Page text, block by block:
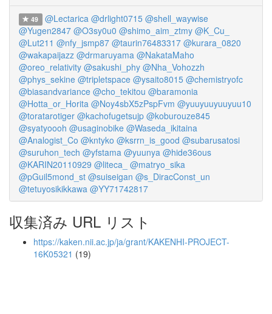
49 @Lectarica @drlight0715 @shell_waywise
@Yugen2847 @O3sy0u0 @shimo_aim_ztmy @K_Cu_
@Lut211 @nfy_jsmp87 @taurin76483317 @kurara_0820
@wakapaijazz @drmaruyama @NakataMaho
@oreo_relativity @sakushi_phy @Nha_Vohozzh
@phys_sekine @tripletspace @ysaito8015 @chemistryofc
@biasandvariance @cho_tekitou @baramonia
@Hotta_or_Horita @Noy4sbX5zPspFvm @yuuyuuyuuyuu10
@toratarotiger @kachofugetsujp @koburouze845
@syatyoooh @usaginobike @Waseda_ikitaina
@Analogist_Co @kntyko @ksrrn_is_good @subarusatosi
@suruhon_tech @yfstama @yuunya @hide36ous
@KARIN20110929 @liteca_ @matryo_sika
@pGuil5mond_st @suiseigan @s_DiracConst_un
@tetuyosikikkawa @YY71742817
収集済み URL リスト
https://kaken.nii.ac.jp/ja/grant/KAKENHI-PROJECT-
16K05321 (19)